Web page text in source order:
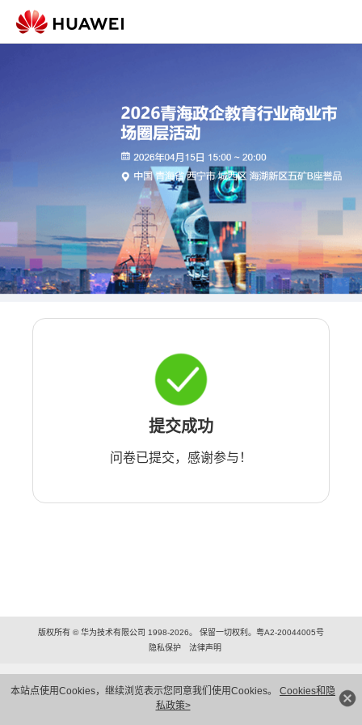
本站点使用Cookies，继续浏览表示您同意我们使用Cookies。 Cookies和隐
私政策>
提交成功
问卷已提交，感谢参与！
版权所有 © 华为技术有限公司 1998-2026。 保留一切权利。粤A2-20044005号
隐私保护
法律声明